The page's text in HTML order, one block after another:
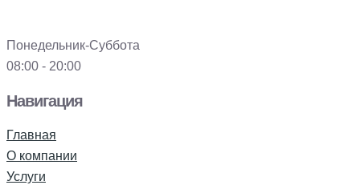
Понедельник-Суббота
08:00 - 20:00
Навигация
Главная
О компании
Услуги